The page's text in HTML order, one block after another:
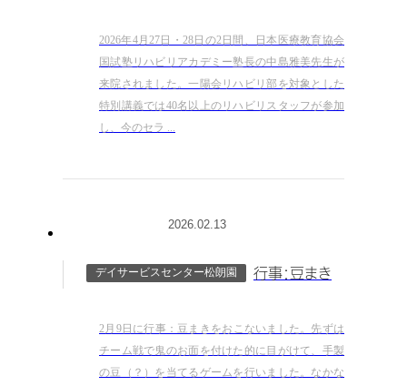
2026年4月27日・28日の2日間、日本医療教育協会
国試塾リハビリアカデミー塾長の中島雅美先生が
来院されました。一陽会リハビリ部を対象とした
特別講義では40名以上のリハビリスタッフが参加
し、今のセラ ...
2026.02.13
デイサービスセンター松朗園 行事：豆まき
2月9日に行事：豆まきをおこないました。先ずは
チーム戦で鬼のお面を付けた的に目がけて、手製
の豆（？）を当てるゲームを行いました。なかな